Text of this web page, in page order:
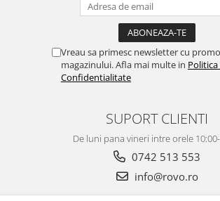
Vreau sa primesc newsletter cu
magazinului. Afla mai multe in Politica
Confidentialitate
SUPORT CLIENTI
De luni pana vineri intre orele
0742 513 553
info@rovo.ro